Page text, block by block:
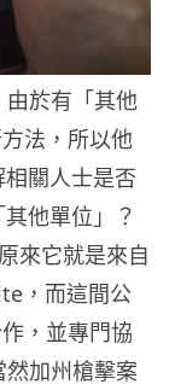
於有「其他
法，所以他
關人士是否
他單位」？
來它就是來自
，而這間公
，並專門協
加州槍擊案